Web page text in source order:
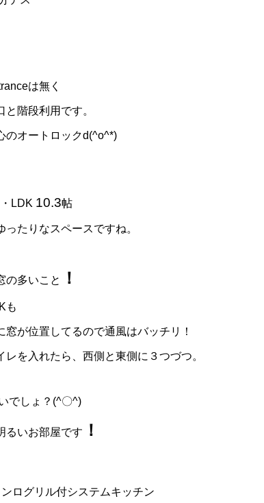
は無く
と階段利用です。
のオートロックd(^o^*)
LDK 10.3帖
ったりなスペースですね。
の多いこと ！
も
窓が位置してるので通風はバッチリ！
レを入れたら、西側と東側に３つづつ。
でしょ？(^〇^)
るいお部屋です ！
ログリル付システムキッチン